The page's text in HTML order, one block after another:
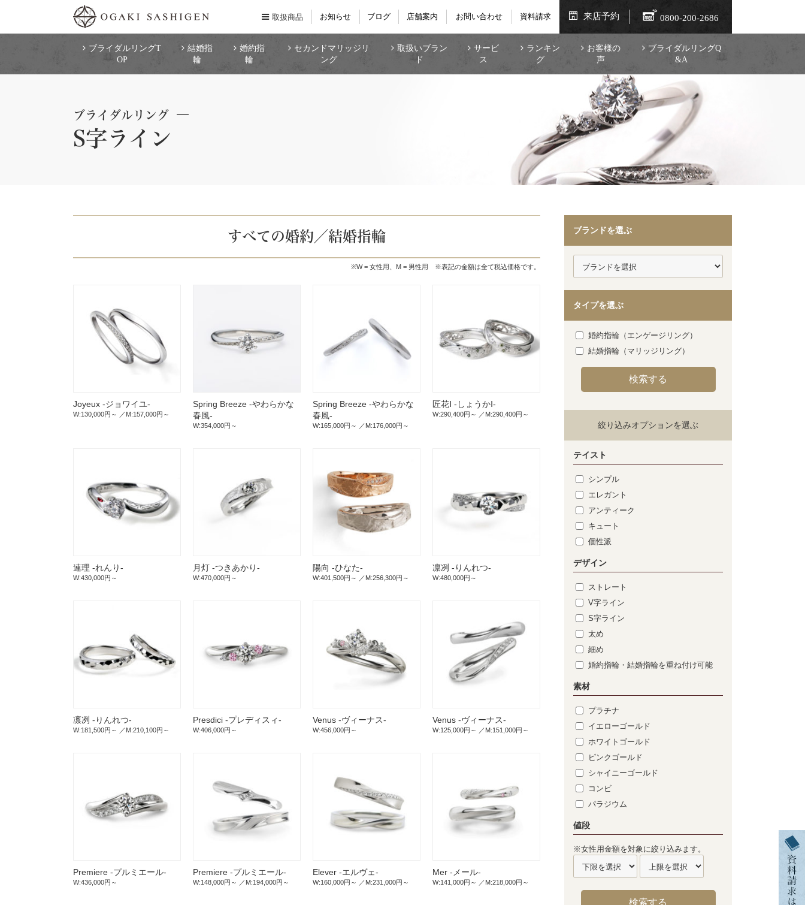
取扱商品 お知らせ ブログ 店舗案内 お問い合わせ 資料請求 来店予約 0800-200-2686
ブライダルリングT
OP
結婚指
輪
婚約指
輪
セカンドマリッジリ
ング
取扱いブラン
ド
サービ
ス
ランキン
グ
お客様の
声
ブライダルリングQ
&A
ブライダルリング
S字ライン
すべての婚約／結婚指輪
※W = 女性用、M = 男性用 ※表記の金額は全て税込価格です。
Joyeux -ジョワイユ-
W:130,000円～ M:157,000円～
Spring Breeze -やわらかな
春風-
W:354,000円～
Spring Breeze -やわらかな
春風-
W:165,000円～ M:176,000円～
匠花Ⅰ -しょうかⅠ-
W:290,400円～ M:290,400円～
連理 -れんり-
W:430,000円～
月灯 -つきあかり-
W:470,000円～
陽向 -ひなた-
W:401,500円～ M:256,300円～
凛冽 -りんれつ-
W:480,000円～
凛冽 -りんれつ-
W:181,500円～ M:210,100円～
Presdici -プレディスィ-
W:406,000円～
Venus -ヴィーナス-
W:456,000円～
Venus -ヴィーナス-
W:125,000円～ M:151,000円～
Premiere -プルミエール-
W:436,000円～
Premiere -プルミエール-
W:148,000円～ M:194,000円～
Elever -エルヴェ-
W:160,000円～ M:231,000円～
Mer -メール-
W:141,000円～ M:218,000円～
ブランドを選ぶ
タイプを選ぶ
婚約指輪（エンゲージリング）
結婚指輪（マリッジリング）
絞り込みオプションを選ぶ
テイスト
シンプル
エレガント
アンティーク
キュート
個性派
デザイン
ストレート
V字ライン
S字ライン
太め
細め
婚約指輪・結婚指輪を重ね付け可能
素材
プラチナ
イエローゴールド
ホワイトゴールド
ピンクゴールド
シャイニーゴールド
コンビ
パラジウム
値段
※女性用金額を対象に絞り込みます。